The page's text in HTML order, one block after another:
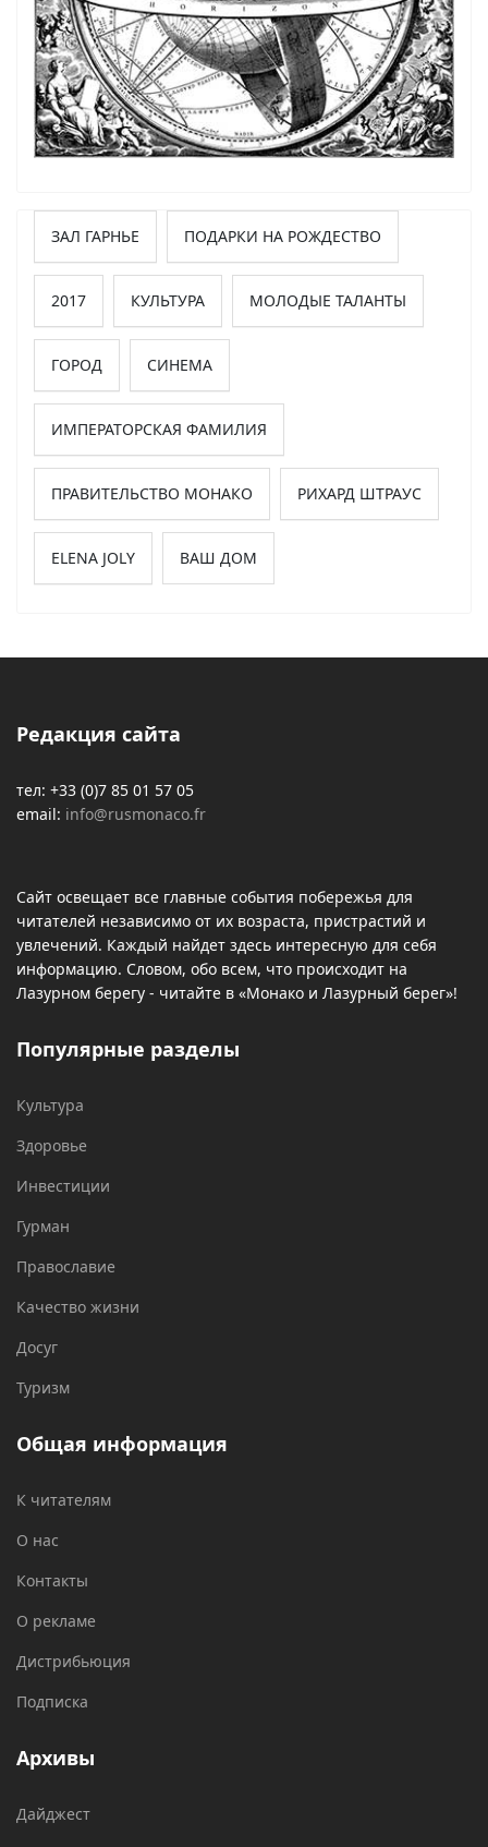
ЗАЛ ГАРНЬЕ ПОДАРКИ НА РОЖДЕСТВО
2017 КУЛЬТУРА МОЛОДЫЕ ТАЛАНТЫ
ГОРОД СИНЕМА
ИМПЕРАТОРСКАЯ ФАМИЛИЯ
ПРАВИТЕЛЬСТВО МОНАКО РИХАРД ШТРАУС
ELENA JOLY ВАШ ДОМ
Редакция сайта
тел: +33 (0)7 85 01 57 05
email: info@rusmonaco.fr
Сайт освещает все главные события побережья для
читателей независимо от их возраста, пристрастий и
увлечений. Каждый найдет здесь интересную для себя
информацию. Словом, обо всем, что происходит на
Лазурном берегу - читайте в «Монако и Лазурный берег»!
Популярные разделы
Культура
Здоровье
Инвестиции
Гурман
Православие
Качество жизни
Досуг
Туризм
Общая информация
К читателям
О нас
Контакты
О рекламе
Дистрибьюция
Подписка
Архивы
Дайджест